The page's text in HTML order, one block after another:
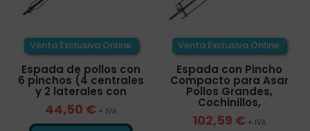
Venta Exclusiva Online
Espada de pollos con
6 pinchos (4 centrales
y 2 laterales con
44,50 € + IVA
Venta Exclusiva Online
Espada con Pincho
Compacto para Asar
Pollos Grandes,
Cochinillos,
102,59 € + IVA